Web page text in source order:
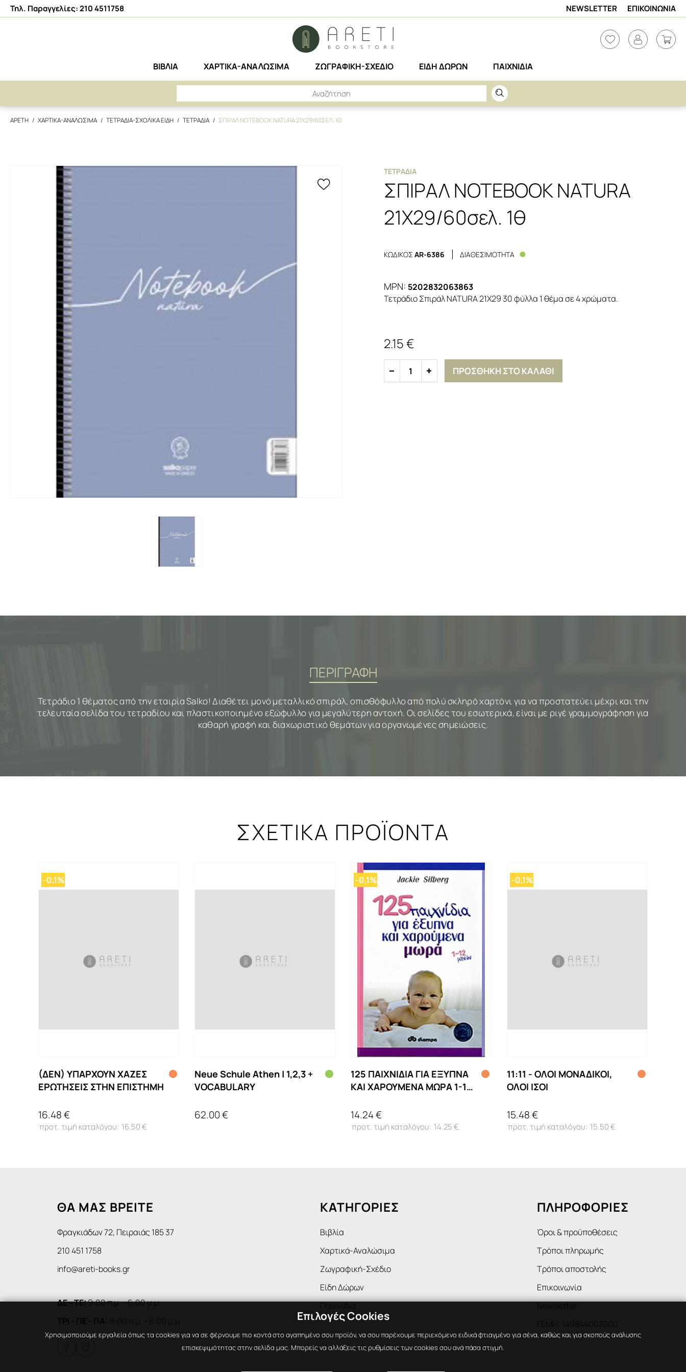
Τηλ. Παραγγελίες: 210 4511758 NEWSLETTER ΕΠΙΚΟΙΝΩΝΙΑ
ΒΙΒΛΙΑ ΧΑΡΤΙΚΑ-ΑΝΑΛΩΣΙΜΑ ΖΩΓΡΑΦΙΚΗ-ΣΧΕΔΙΟ ΕΙΔΗ ΔΩΡΩΝ ΠΑΙΧΝΙΔΙΑ
ΑΡΕΤΗ ΧΑΡΤΙΚΑ-ΑΝΑΛΩΣΙΜΑ ΤΕΤΡΑΔΙΑ-ΣΧΟΛΙΚΑ ΕΙΔΗ ΤΕΤΡΑΔΙΑ ΣΠΙΡΑΛ NOTEBOOK NATURA 21X29/60ΣΕΛ. 1Θ
ΤΕΤΡΆΔΙΑ
ΣΠΙΡΑΛ NOTEBOOK NATURA
21X29/60σελ. 1θ
ΚΩΔΙΚΟΣAR-6386 ΔΙΑΘΕΣΙΜΟΤΗΤΑ
MPN: 5202832063863
Τετράδιο Σπιράλ NATURA 21X29 30 φύλλα 1 θέμα σε 4 χρώματα.
2.15 €
1 ΠΡΟΣΘΗΚΗ ΣΤΟ ΚΑΛΑΘΙ
ΠΕΡΙΓΡΑΦΗ
Τετράδιο 1 θέματος από την εταιρία Salko! Διαθέτει μονό μεταλλικό σπιράλ, οπισθόφυλλο από πολύ σκληρό χαρτόνι για να προστατεύει μέχρι και την
τελευταία σελίδα του τετραδίου και πλαστικοποιημένο εξώφυλλο για μεγαλύτερη αντοχή. Οι σελίδες του εσωτερικά, είναι με ριγέ γραμμογράφηση για
καθαρή γραφή και διαχωριστικό θεμάτων για οργανωμένες σημειώσεις.
ΣΧΕΤΙΚΑ ΠΡΟΪΟΝΤΑ
-0,1%
(ΔΕΝ) ΥΠΑΡΧΟΥΝ ΧΑΖΕΣ
ΕΡΩΤΗΣΕΙΣ ΣΤΗΝ ΕΠΙΣΤΗΜΗ
16.48 €
16.50 €
Neue Schule Athen | 1,2,3 +
VOCABULARY
62.00 €
-0,1%
125 ΠΑΙΧΝΙΔΙΑ ΓΙΑ ΕΞΥΠΝΑ
ΚΑΙ ΧΑΡΟΥΜΕΝΑ ΜΩΡΑ 1-12
14.24 €
14.25 €
-0,1%
11:11 - ΟΛΟΙ ΜΟΝΑΔΙΚΟΙ,
ΟΛΟΙ ΙΣΟΙ
15.48 €
15.50 €
ΘΑ ΜΑΣ ΒΡΕΙΤΕ
Φραγκιάδων 72, Πειραιάς 185 37
210 451 1758
info@areti-books.gr
ΔΕ - ΤΕ:9:00 π.μ. - 6:00 μ.μ.
ΚΑΤΗΓΟΡΙΕΣ
Βιβλία
Χαρτικά-Αναλώσιμα
Ζωγραφική-Σχέδιο
Είδη Δώρων
Παιχνίδια
ΠΛΗΡΟΦΟΡΙΕΣ
Όροι & προϋποθέσεις
Τρόποι πληρωμής
Τρόποι αποστολής
Επικοινωνία
Newsletter
Επιλογές Cookies
Χρησιμοποιούμε εργαλεία όπως τα cookies για να σε φέρνουμε πιο κοντά στο αγαπημένο σου προϊόν, να σου παρέχουμε περιεχόμενο ειδικά φτιαγμένο για σένα, καθώς και για σκοπούς ανάλυσης
επισκεψιμότητας στην σελίδα μας. Μπορείς να αλλάξεις τις ρυθμίσεις των cookies σου ανά πάσα στιγμή.